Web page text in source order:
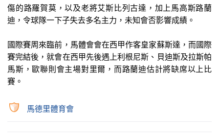
傷的路羅賀莫，以及老將艾斯比列古達，加上馬高斯路蘭
迪，令球隊一下子失去多名主力，未知會否影響成績。
國際賽周來臨前，馬體會會在西甲作客皇家蘇斯達，而國際
賽完結後，就會在西甲先後遇上利根尼斯、貝迪斯及拉斯帕
馬斯，歐聯則會主場對里爾，而路蘭迪估計將缺席以上比
賽。
馬德里體育會